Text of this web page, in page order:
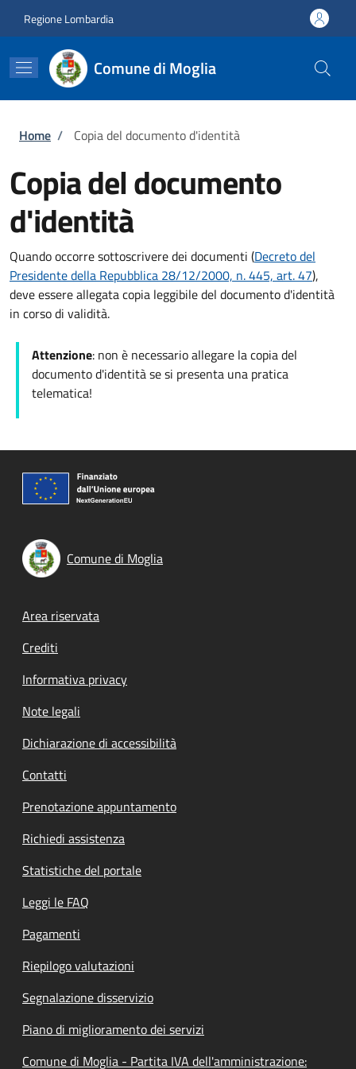
Regione Lombardia
Comune di Moglia
Briciole di pane
Home / Copia del documento d'identità
Copia del documento
d'identità
Quando occorre sottoscrivere dei documenti (Decreto del
Presidente della Repubblica 28/12/2000, n. 445, art. 47),
deve essere allegata copia leggibile del documento d'identità
in corso di validità.
Attenzione: non è necessario allegare la copia del
documento d'identità se si presenta una pratica
telematica!
Comune di Moglia
Footer menu
Area riservata
Crediti
Informativa privacy
Note legali
Dichiarazione di accessibilità
Contatti
Prenotazione appuntamento
Richiedi assistenza
Statistiche del portale
Leggi le FAQ
Pagamenti
Riepilogo valutazioni
Segnalazione disservizio
Piano di miglioramento dei servizi
Comune di Moglia - Partita IVA dell'amministrazione: